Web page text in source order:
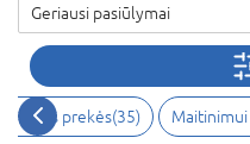
Geriausi pasiūlymai
prekės(35)